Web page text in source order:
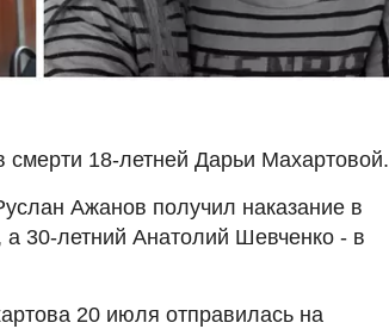
18-летней Дарьи Махартовой.
Ажанов получил наказание в
30-летний Анатолий Шевченко - в
20 июля отправилась на